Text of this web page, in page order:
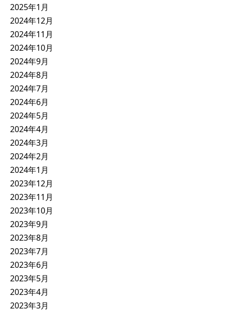
2025年1月
2024年12月
2024年11月
2024年10月
2024年9月
2024年8月
2024年7月
2024年6月
2024年5月
2024年4月
2024年3月
2024年2月
2024年1月
2023年12月
2023年11月
2023年10月
2023年9月
2023年8月
2023年7月
2023年6月
2023年5月
2023年4月
2023年3月